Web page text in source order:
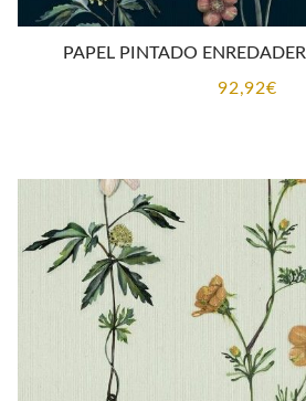
PAPEL PINTADO
92,92€